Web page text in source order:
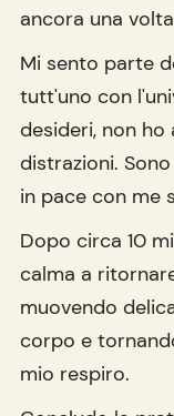
ancora una
Mi sento parte
tutt'uno con
desideri, non ho
distrazioni.
in pace con me
Dopo circa 10
calma a
muovendo
corpo e
mio respiro.